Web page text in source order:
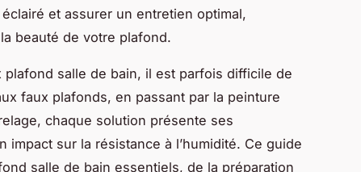
et assurer un entretien optimal,
beauté de votre plafond.
plafond salle de bain, il est parfois difficile de
faux plafonds, en passant par la peinture
chaque solution présente ses
impact sur la résistance à l’humidité. Ce guide
salle de bain essentiels, de la préparation